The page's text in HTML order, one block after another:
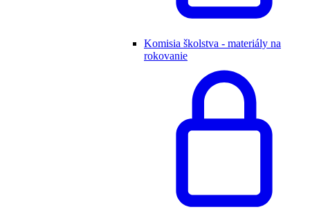
Komisia školstva - materiály na
rokovanie